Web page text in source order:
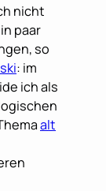
nicht
paar
so
: im
ich als
alt